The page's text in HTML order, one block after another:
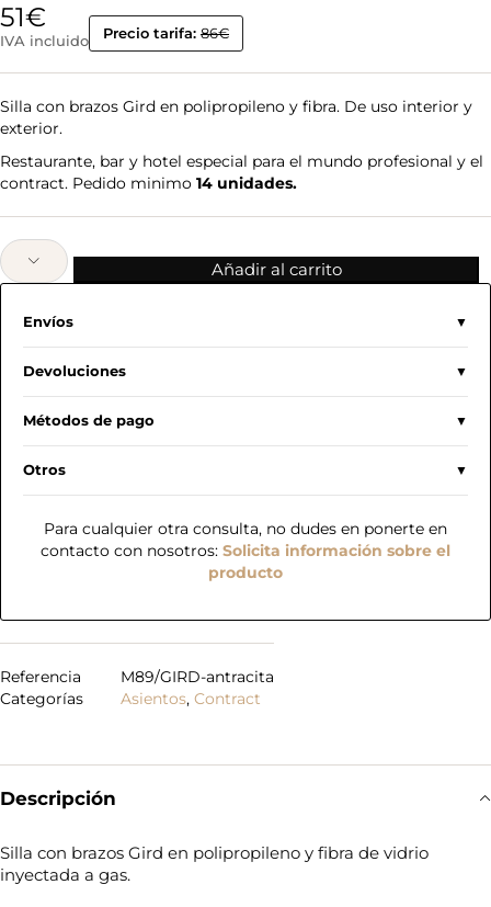
51€
IVA incluido Precio tarifa: 86€
Silla con brazos Gird en polipropileno y fibra. De uso interior y
exterior.
Restaurante, bar y hotel especial para el mundo profesional y el
contract. Pedido minimo 14 unidades.
Añadir al carrito
Envíos
Devoluciones
Métodos de pago
Otros
Para cualquier otra consulta, no dudes en ponerte en
contacto con nosotros: Solicita información sobre el
producto
Referencia
M89/GIRD-antracita
Categorías
Asientos, Contract
Descripción
Silla con brazos Gird en polipropileno y fibra de vidrio
inyectada a gas.